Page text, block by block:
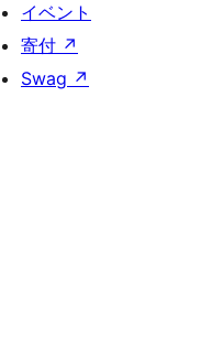
イベント
寄付 ↗
Swag ↗